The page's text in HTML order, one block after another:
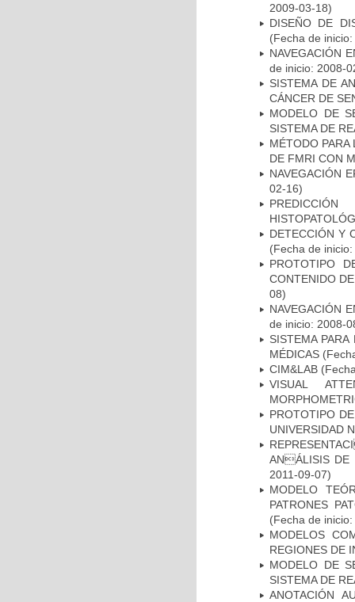
2009-03-18)
DISEÑO DE
(Fecha de
NAVEGACIÓN
de inicio: 2008-
SISTEMA DE
CÁNCER DE
MODELO DE
SISTEMA DE
MÉTODO PARA
DE FMRI CON
NAVEGACIÓN
02-16)
DETECCIÓN Y
(Fecha de
PROTOTIPO
CONTENIDO
08)
NAVEGACIÓN
de inicio: 2008-
SISTEMA
MÉDICAS
CIM&LAB
VISUAL
PROTOTIPO
UNIVERSIDAD
ANÁLISIS DE
2011-09-07)
MODELO
PATRONES
(Fecha de
MODELOS
REGIONES DE
MODELO DE
SISTEMA DE
ANOTACIÓN